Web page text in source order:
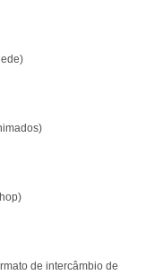
de intercâmbio de